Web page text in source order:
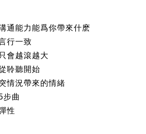
通能力能爲你帶來什麽
行一致
會越滾越大
聆聽開始
情況帶來的情緒
步曲
性